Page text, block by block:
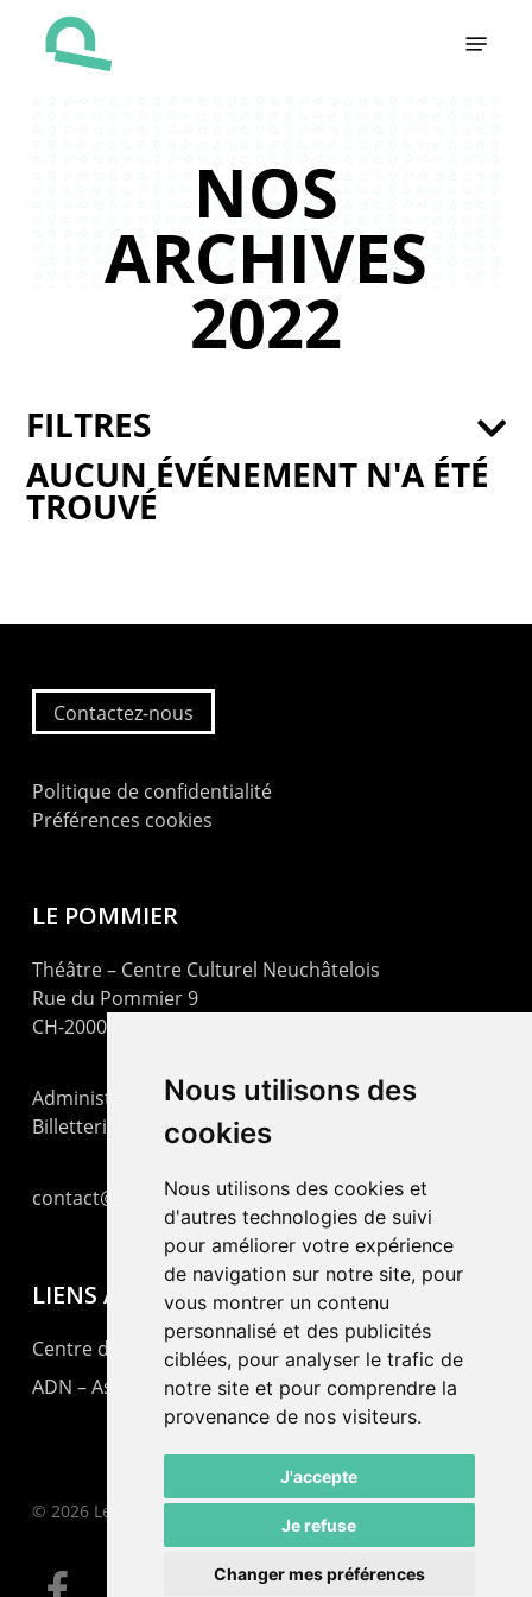
Nous utilisons des
cookies
Nous utilisons des cookies et
d'autres technologies de suivi
pour améliorer votre expérience
de navigation sur notre site, pour
vous montrer un contenu
personnalisé et des publicités
ciblées, pour analyser le trafic de
notre site et pour comprendre la
provenance de nos visiteurs.
J'accepte
Je refuse
Changer mes préférences
NOS
ARCHIVES
2022
AUCUN ÉVÉNEMENT N'A ÉTÉ
TROUVÉ
FILTRES
Contactez-nous
Politique de confidentialité
Préférences cookies
LE POMMIER
Théâtre – Centre Culturel Neuchâtelois
Rue du Pommier 9
CH-2000 Neuchâtel
Administration : +41 32 725 03 03
Billetterie : +41 32 725 05 05
contact@lepommier.ch
LIENS AMIS
Centre de culture ABC
ADN – Association Danse Neuchâtel
© 2026 Le Pommier.
facebook email